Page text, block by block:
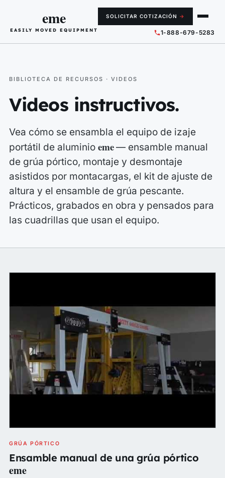
eme
EASILY MOVED EQUIPMENT 1-888-679-5283
SOLICITAR COTIZACIÓN →
BIBLIOTECA DE RECURSOS · VIDEOS
Videos instructivos.
Vea cómo se ensambla el equipo de izaje
portátil de aluminio eme— ensamble manual
de grúa pórtico, montaje y desmontaje
asistidos por montacargas, el kit de ajuste de
altura y el ensamble de grúa pescante.
Prácticos, grabados en obra y pensados para
las cuadrillas que usan el equipo.
GRÚA PÓRTICO
Ensamble manual de una grúa pórtico
eme